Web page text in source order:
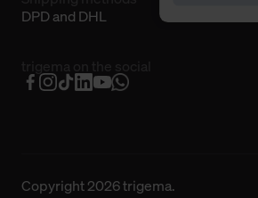
DPD and DHL
Copyright 2026 trigema.